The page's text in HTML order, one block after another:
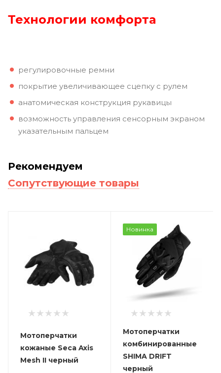
Технологии комфорта
регулировочные ремни
покрытие увеличивающее сцепку с рулем
анатомическая конструкция рукавицы
возможность управления сенсорным экраном
указательным пальцем
Рекомендуем
Сопутствующие товары
Мотоперчатки
кожаные Seca Axis
Mesh II черный
Новинка
Мотоперчатки
комбинированные
SHIMA DRIFT
черный